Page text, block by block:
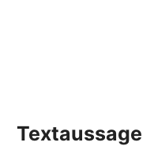
Textaussage